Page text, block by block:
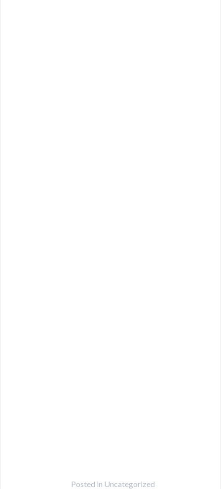
Posted in Uncategorized